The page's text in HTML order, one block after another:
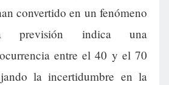
convertido en un fenómeno
previsión indica una
entre el 40 y el 70
la incertidumbre en la